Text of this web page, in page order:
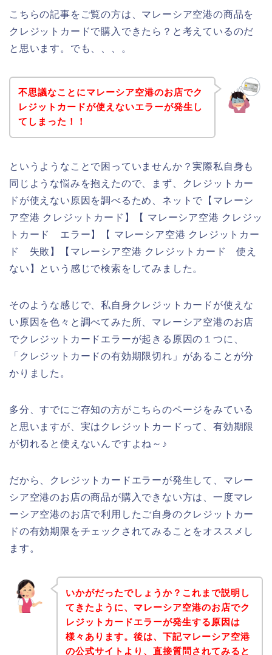
こちらの記事をご覧の方は、マレーシア空港の商品を
クレジットカードで購入できたら？と考えているのだ
と思います。でも、、、。
不思議なことにマレーシア空港のお店でク
レジットカードが使えないエラーが発生し
てしまった！！
というようなことで困っていませんか？実際私自身も
同じような悩みを抱えたので、まず、クレジットカー
ドが使えない原因を調べるため、ネットで【マレーシ
ア空港 クレジットカード】【 マレーシア空港 クレジッ
トカード エラー】【 マレーシア空港 クレジットカー
ド 失敗】【マレーシア空港 クレジットカード 使え
ない】という感じで検索をしてみました。
そのような感じで、私自身クレジットカードが使えな
い原因を色々と調べてみた所、マレーシア空港のお店
でクレジットカードエラーが起きる原因の１つに、
「クレジットカードの有効期限切れ」があることが分
かりました。
多分、すでにご存知の方がこちらのページをみている
と思いますが、実はクレジットカードって、有効期限
が切れると使えないんですよね～♪
だから、クレジットカードエラーが発生して、マレー
シア空港のお店の商品が購入できない方は、一度マレ
ーシア空港のお店で利用したご自身のクレジットカー
ドの有効期限をチェックされてみることをオススメし
ます。
いかがだったでしょうか？これまで説明し
てきたように、マレーシア空港のお店でク
レジットカードエラーが発生する原因は
様々あります。後は、下記マレーシア空港
の公式サイトより、直接質問されてみると